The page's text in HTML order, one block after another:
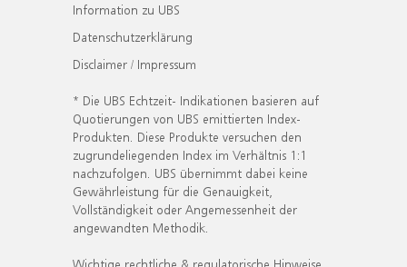
Information zu UBS
Datenschutzerklärung
Disclaimer / Impressum
* Die UBS Echtzeit- Indikationen basieren auf
Quotierungen von UBS emittierten Index-
Produkten. Diese Produkte versuchen den
zugrundeliegenden Index im Verhältnis 1:1
nachzufolgen. UBS übernimmt dabei keine
Gewährleistung für die Genauigkeit,
Vollständigkeit oder Angemessenheit der
angewandten Methodik.